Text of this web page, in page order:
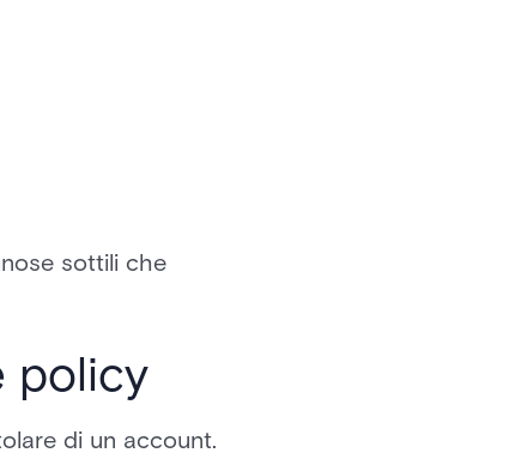
sottili che
policy
di un account.